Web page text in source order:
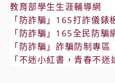
教育部學生生涯輔導網
「防詐騙」165打詐儀錶
「防詐騙」165全民防騙
「防詐騙」詐騙防制專區
「不迷小紅書，青春不迷